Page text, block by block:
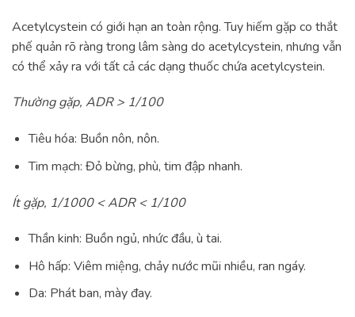
Acetylcystein có giới hạn an toàn rộng. Tuy hiếm gặp co thắt
phế quản rõ ràng trong lâm sàng do acetylcystein, nhưng vẫn
có thể xảy ra với tất cả các dạng thuốc chứa acetylcystein.
Thường gặp, ADR > 1/100
Tiêu hóa: Buồn nôn, nôn.
Tim mạch: Đỏ bừng, phù, tim đập nhanh.
Ít gặp, 1/1000 < ADR < 1/100
Thần kinh: Buồn ngủ, nhức đầu, ù tai.
Hô hấp: Viêm miệng, chảy nước mũi nhiều, ran ngáy.
Da: Phát ban, mày đay.